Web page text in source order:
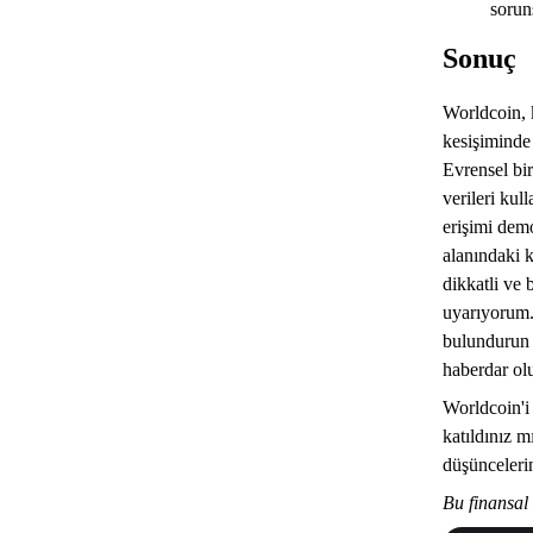
Sonuç
Worldcoin,
Evrensel
verileri
erişimi
alanındaki
dikkatli ve
bulundurun
haberdar
Worldcoin'i
katıldınız
Bu finansal